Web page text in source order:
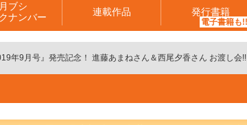
月ブシ
ナンバー
連載作品 発行書籍
年9月号』発売記念！ 進藤あまねさん＆西尾夕香さん お渡し会!!